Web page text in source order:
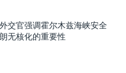
交官强调霍尔木兹海峡安全
无核化的重要性